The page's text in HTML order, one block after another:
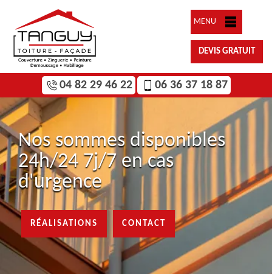
MENU
DEVIS GRATUIT
04 82 29 46 22 06 36 37 18 87
Nos sommes disponibles
24h/24 7j/7 en cas
d'urgence
RÉALISATIONS CONTACT